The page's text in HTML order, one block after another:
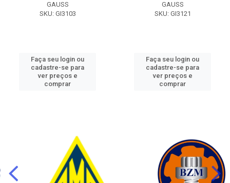
GAUSS
SKU: GI3103
Faça seu login ou
cadastre-se para
ver preços e
comprar
GAUSS
SKU: GI3121
Faça seu login ou
cadastre-se para
ver preços e
comprar